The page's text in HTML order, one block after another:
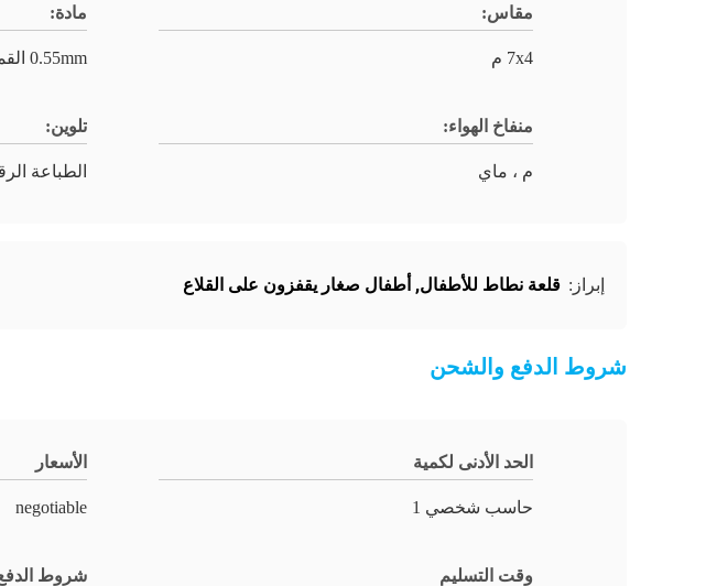
مقاس:
7x4 م
مادة:
0.55mm القماش المشمع البلاستيكية
منفاخ الهواء:
م ، ماي
تلوين:
الطباعة
إبراز: قلعة نطاط للأطفال, أطفال صغار يقفزون على القلاع
شروط الدفع والشحن
الحد الأدنى لكمية
حاسب شخصي 1
الأسعار
negotiable
وقت التسليم شروط